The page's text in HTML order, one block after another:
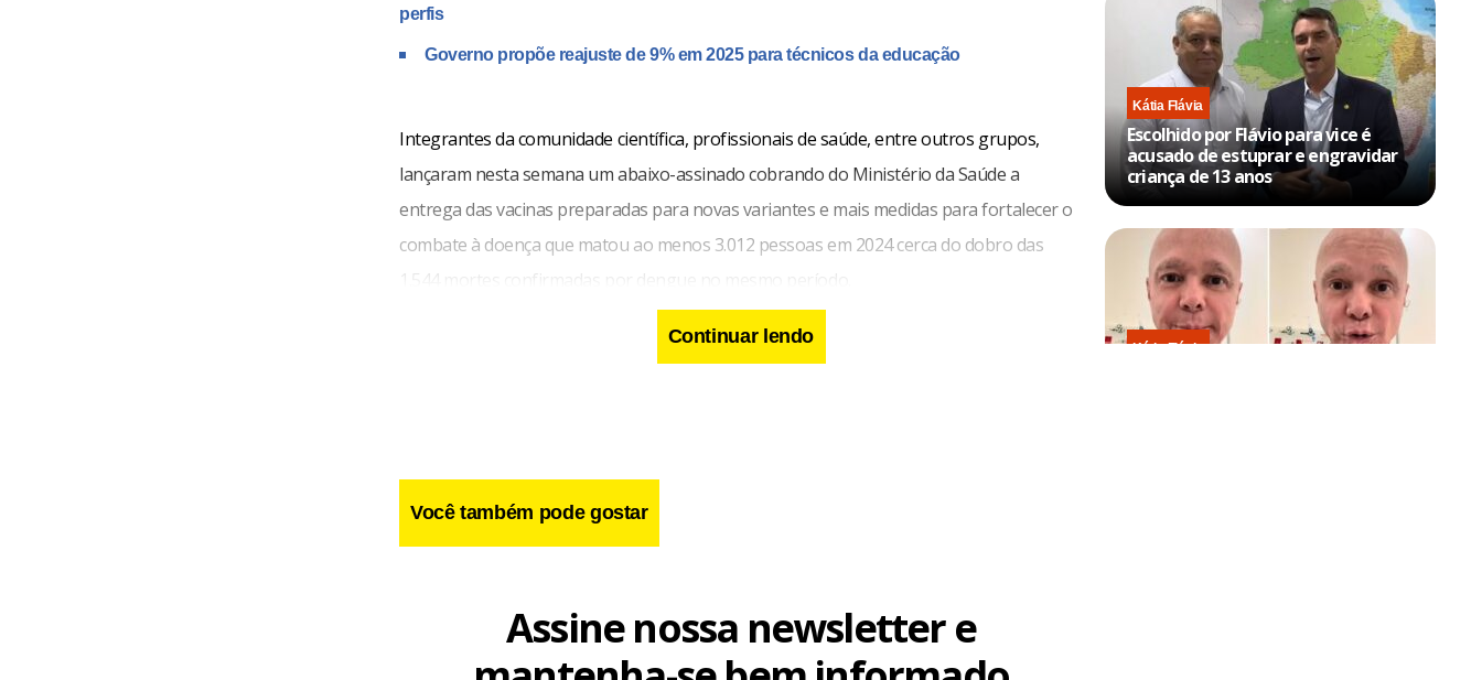
perfis
Governo propõe reajuste de 9% em 2025 para técnicos da educação
Integrantes da comunidade científica, profissionais de saúde, entre outros grupos,
lançaram nesta semana um abaixo-assinado cobrando do Ministério da Saúde a
entrega das vacinas preparadas para novas variantes e mais medidas para fortalecer o
combate à doença que matou ao menos 3.012 pessoas em 2024 cerca do dobro das
1.544 mortes confirmadas por dengue no mesmo período.
Continuar lendo
Você também pode gostar
Kátia Flávia
Escolhido por Flávio para vice é
acusado de estuprar e engravidar
criança de 13 anos
Kátia Flávia
Assine nossa newsletter e